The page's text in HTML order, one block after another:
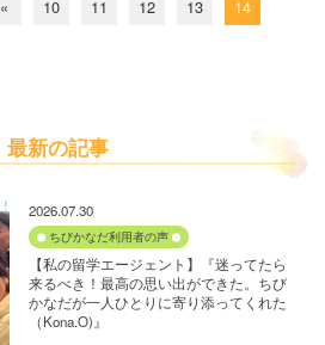
« 10 11 12 13 14
最新の記事
2026.07.30
ちびかなだ利用者の声
【私の留学エージェント】『迷ってたら
来るべき！最高の思い出ができた。ちび
かなだが一人ひとりに寄り添ってくれた
（Kona.O)』